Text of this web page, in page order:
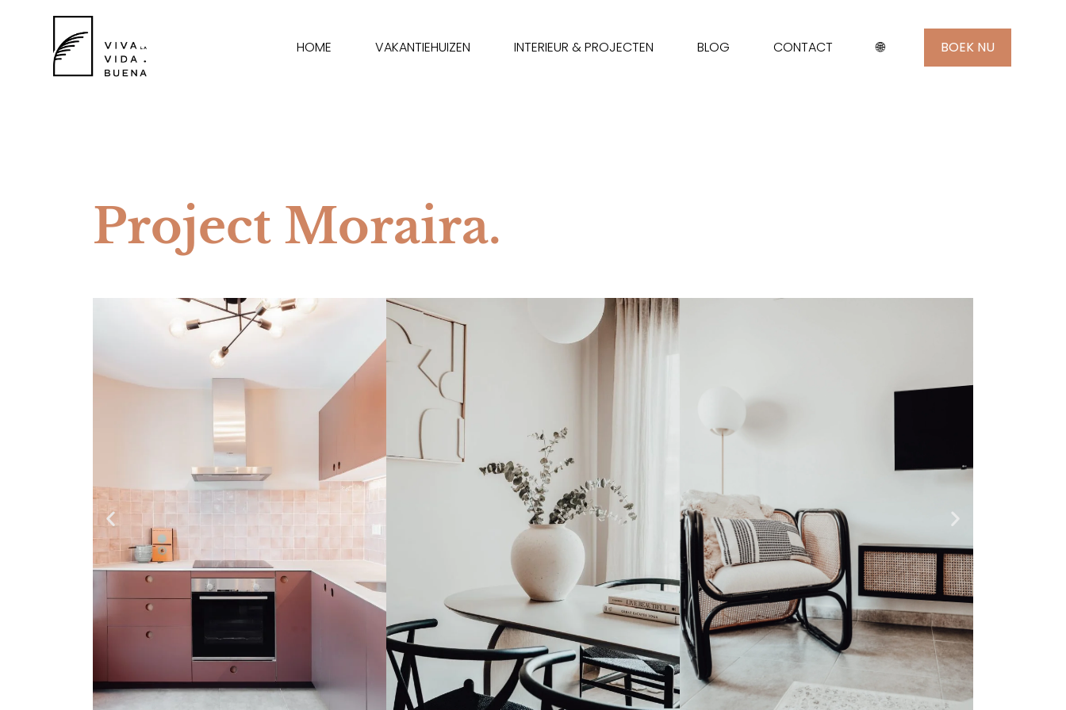
HOME VAKANTIEHUIZEN INTERIEUR & PROJECTEN BLOG CONTACT 🌐 BOEK NU
Project Moraira.